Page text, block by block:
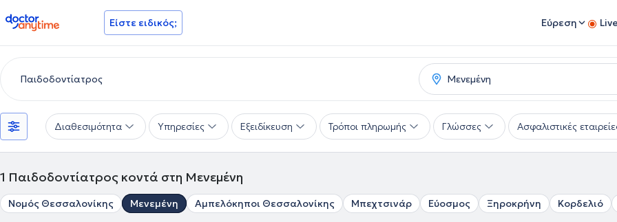
doctoranytime Είστε ειδικός; Εύρεση
Διαθεσιμότητα Υπηρεσίες Εξειδίκευση Τρόποι πληρωμής Γλώσσες Ασφαλιστικές
1 Παιδοδοντίατρος κοντά στη Μενεμένη
Νομός Θεσσαλονίκης Μενεμένη Αμπελόκηποι Θεσσαλονίκης Μπεχτσινάρ Εύοσμος Ξηροκρήνη Κορδελιό